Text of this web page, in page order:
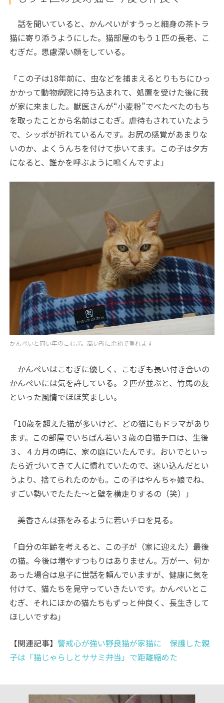
話を聞いていると、かんぺいがすうっと細身の茶トラ
猫に寄り添うようにした。猫部屋のもう１匹の長老、こ
むぎだ。思慮深い顔をしている。
「この子は18年前に、虫などを捕まえるとりもちにひっ
かかって動物病院に持ち込まれて、処置を受けた後に我
が家に来ました。獣医さんが“小麦粉”でべたべたのもち
を取ったことから名前はこむぎ。虐待もされていたよう
で、シッポが折れているんです。お尻の感覚があまりな
いのか、よくうんちを付けて歩いてます。この子は夕方
になると、誰かを呼ぶように鳴くんですよ」
かんぺいと同い年のこむぎ。高い所に余裕で登れます
かんぺいはこむぎに優しく、こむぎも長い付き合いの
かんぺいには気を許している。２匹が並ぶと、竹馬の友
といった風情でほほ笑ましい。
「10歳を超えた猫が多いけど、どの猫にもドラマがあり
ます。この部屋でいちばん若い３歳の白猫チロは、生後
３、４カ月の時に、家の庭にいたんです。おいでといっ
たら近づいてきて人に慣れていたので、迷い込んだとい
うより、捨てられたのかも。この子はやんちゃ娘でね、
すごい勢いでたたた～と壁を横走りするの（笑）」
美香さんは孫をみるように若いチロを見る。
「自分の年齢を考えると、この子が（家に迎えた）最後
の猫。今後は増やすつもりはありません。万が一、何か
あった場合は息子に世話を頼んでいますが、健康に気を
付けて、猫たちを見守っていきたいです。かんぺいとこ
むぎ、それにほかの猫たちもずっと仲良く、長生きして
ほしいですね」
【関連記事】 警戒心が強い野良猫が家猫に 保護した親
子は「猫じゃらしとササミ弁当」で距離縮めた